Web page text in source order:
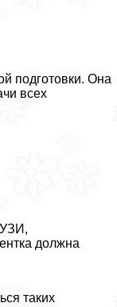
подготовки. Она
всех
должна
таких